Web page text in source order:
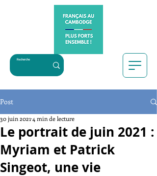
Post
Le portrait de juin 2021 :
Myriam et Patrick
Singeot, une vie
30 juin 2021 4 min de lecture